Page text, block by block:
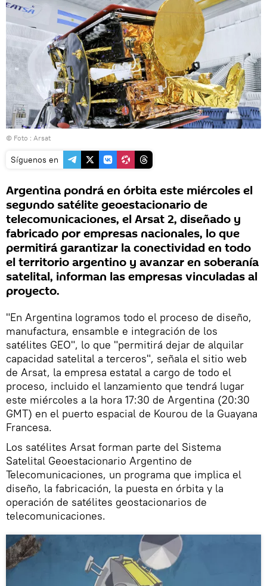
© Foto : Arsat
Síguenos en
Argentina pondrá en órbita este miércoles el
segundo satélite geoestacionario de
telecomunicaciones, el Arsat 2, diseñado y
fabricado por empresas nacionales, lo que
permitirá garantizar la conectividad en todo
el territorio argentino y avanzar en soberanía
satelital, informan las empresas vinculadas al
proyecto.
"En Argentina logramos todo el proceso de diseño,
manufactura, ensamble e integración de los
satélites GEO", lo que "permitirá dejar de alquilar
capacidad satelital a terceros", señala el sitio web
de Arsat, la empresa estatal a cargo de todo el
proceso, incluido el lanzamiento que tendrá lugar
este miércoles a la hora 17:30 de Argentina (20:30
GMT) en el puerto espacial de Kourou de la Guayana
Francesa.
Los satélites Arsat forman parte del Sistema
Satelital Geoestacionario Argentino de
Telecomunicaciones, un programa que implica el
diseño, la fabricación, la puesta en órbita y la
operación de satélites geostacionarios de
telecomunicaciones.